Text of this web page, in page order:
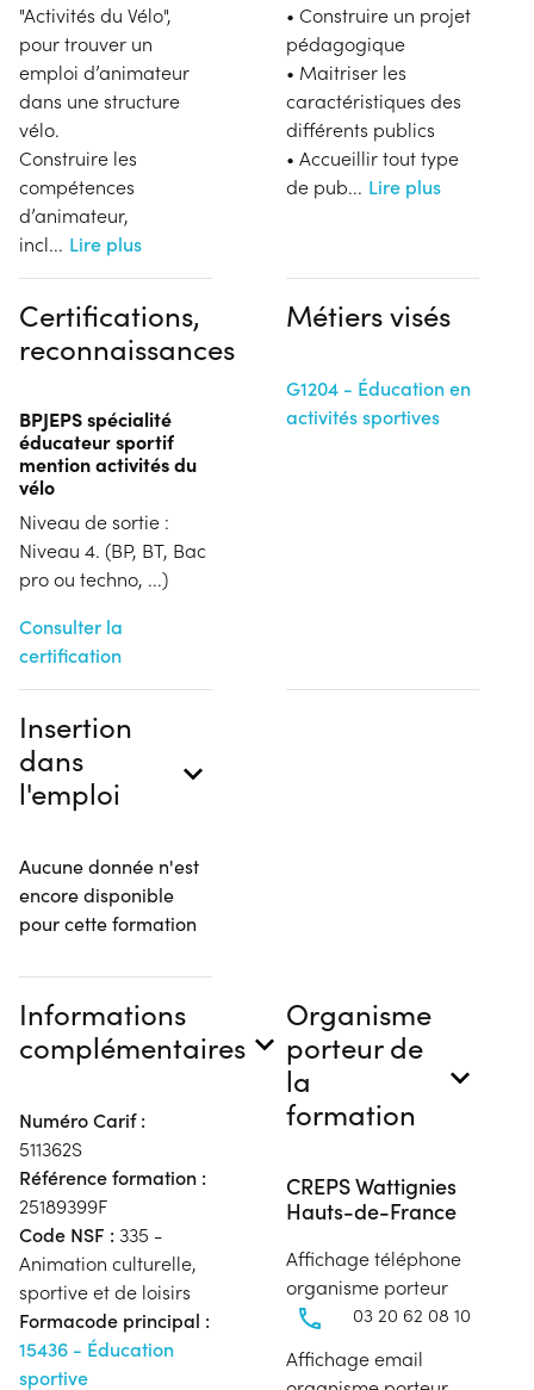
"Activités du Vélo",
pour trouver un
emploi d’animateur
dans une structure
vélo.
Construire les
compétences
d’animateur,
incl... Lire plus
• Construire un projet
pédagogique
• Maitriser les
caractéristiques des
différents publics
• Accueillir tout type
de pub... Lire plus
Certifications,
reconnaissances
BPJEPS spécialité
éducateur sportif
mention activités du
vélo
Niveau de sortie :
Niveau 4. (BP, BT, Bac
pro ou techno, ...)
Consulter la
certification
Métiers visés
G1204 - Éducation en
activités sportives
Insertion
dans
l'emploi
Aucune donnée n'est
encore disponible
pour cette formation
Informations
complémentaires
Numéro Carif :
511362S
Référence formation :
25189399F
Code NSF : 335 -
Animation culturelle,
sportive et de loisirs
Formacode principal :
15436 - Éducation
sportive
Organisme
porteur de
la
formation
CREPS Wattignies
Hauts-de-France
Affichage téléphone
organisme porteur
03 20 62 08 10
Affichage email